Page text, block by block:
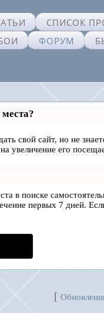
СПИСОК
ФОРУМ
свой сайт, но не
увеличение его
в поиске
первых 7 дней.
[